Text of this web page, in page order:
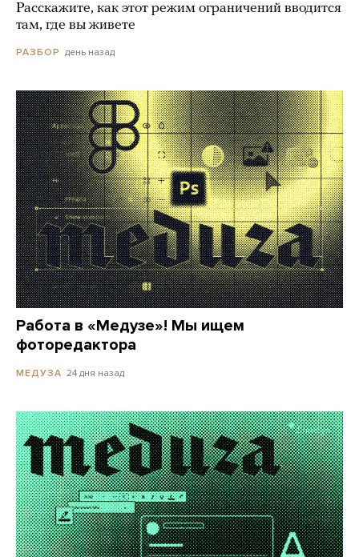
Расскажите, как этот режим ограничений вводится
там, где вы живете
РАЗБОР день назад
Работа в «Медузе»! Мы ищем
фоторедактора
МЕДУЗА 24 дня назад